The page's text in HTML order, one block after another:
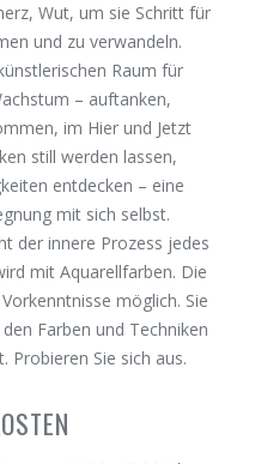
Wut, um sie Schritt für
und zu verwandeln.
Raum für
– auftanken,
im Hier und Jetzt
still werden lassen,
entdecken – eine
mit sich selbst.
der innere Prozess jedes
mit Aquarellfarben. Die
möglich. Sie
Farben und Techniken
Probieren Sie sich aus.